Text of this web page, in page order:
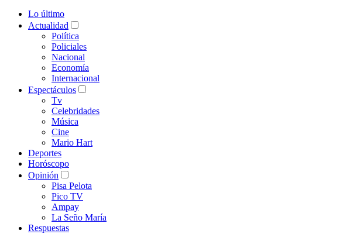
Lo último
Actualidad
Política
Policiales
Nacional
Economía
Internacional
Espectáculos
Tv
Celebridades
Música
Cine
Mario Hart
Deportes
Horóscopo
Opinión
Pisa Pelota
Pico TV
Ampay
La Seño María
Respuestas